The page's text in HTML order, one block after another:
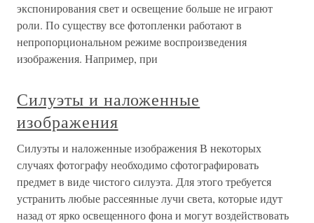
экспонирования свет и освещение больше не играют
роли. По существу все фотопленки работают в
непропорциональном режиме воспроизведения
изображения. Например, при
Силуэты и наложенные
изображения
Силуэты и наложенные изображения В некоторых
случаях фотографу необходимо сфотографировать
предмет в виде чистого силуэта. Для этого требуется
устранить любые рассеянные лучи света, которые идут
назад от ярко освещенного фона и могут воздействовать